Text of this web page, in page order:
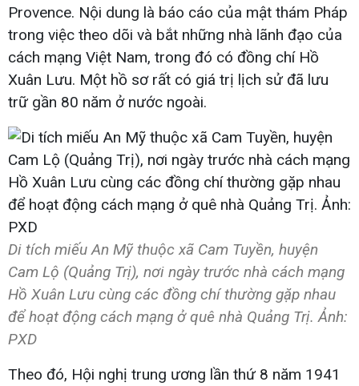
Provence. Nội dung là báo cáo của mật thám Pháp
trong việc theo dõi và bắt những nhà lãnh đạo của
cách mạng Việt Nam, trong đó có đồng chí Hồ
Xuân Lưu. Một hồ sơ rất có giá trị lịch sử đã lưu
trữ gần 80 năm ở nước ngoài.
Di tích miếu An Mỹ thuộc xã Cam Tuyền, huyện
Cam Lộ (Quảng Trị), nơi ngày trước nhà cách mạng
Hồ Xuân Lưu cùng các đồng chí thường gặp nhau
để hoạt động cách mạng ở quê nhà Quảng Trị. Ảnh:
PXD
Theo đó, Hội nghị trung ương lần thứ 8 năm 1941